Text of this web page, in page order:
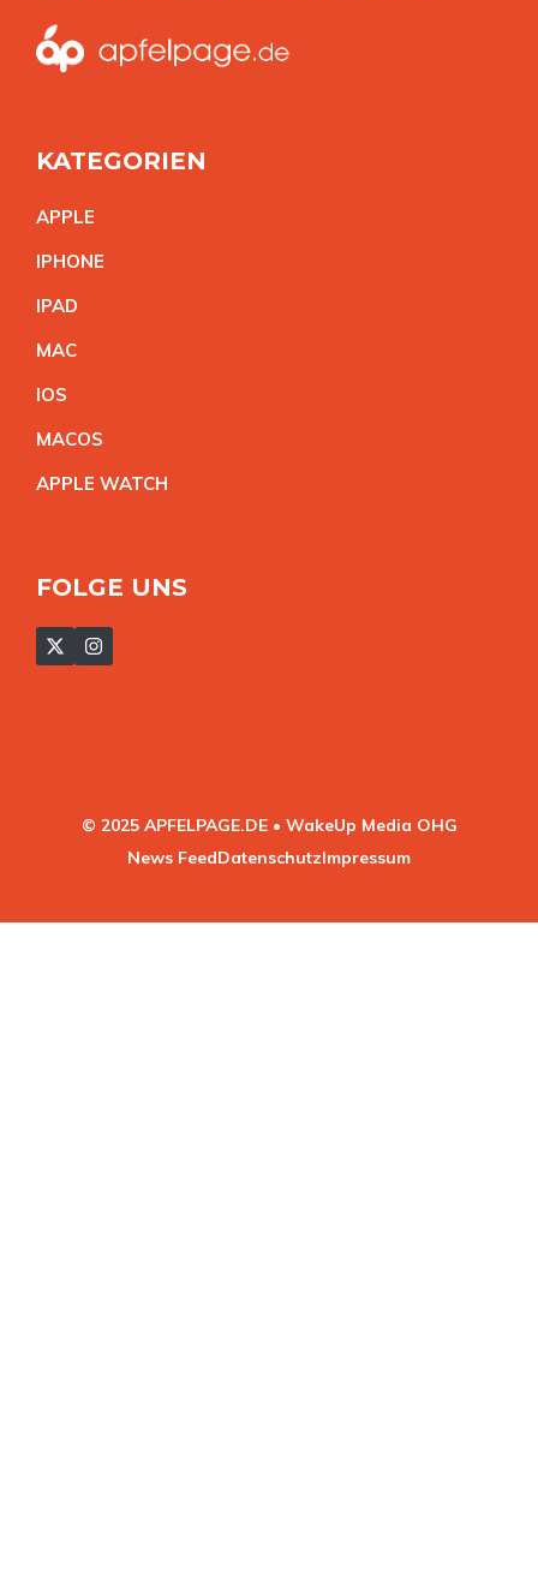
KATEGORIEN
APPLE
IPHONE
IPAD
MAC
IOS
MACOS
APPLE WATCH
FOLGE UNS
© 2025 APFELPAGE.DE • WakeUp Media OHG
News FeedDatenschutzImpressum